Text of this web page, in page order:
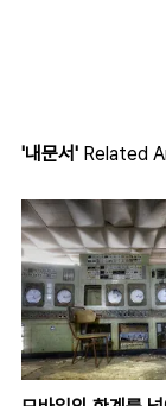
'내문서' Related